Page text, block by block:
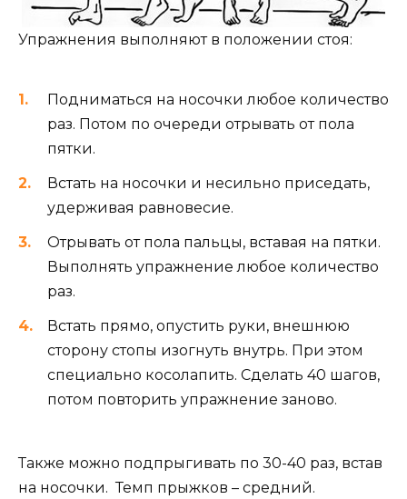
Упражнения выполняют в положении стоя:
Подниматься на носочки любое количество
раз. Потом по очереди отрывать от пола
пятки.
Встать на носочки и несильно приседать,
удерживая равновесие.
Отрывать от пола пальцы, вставая на пятки.
Выполнять упражнение любое количество
раз.
Встать прямо, опустить руки, внешнюю
сторону стопы изогнуть внутрь. При этом
специально косолапить. Сделать 40 шагов,
потом повторить упражнение заново.
Также можно подпрыгивать по 30-40 раз, встав
на носочки. Темп прыжков – средний.